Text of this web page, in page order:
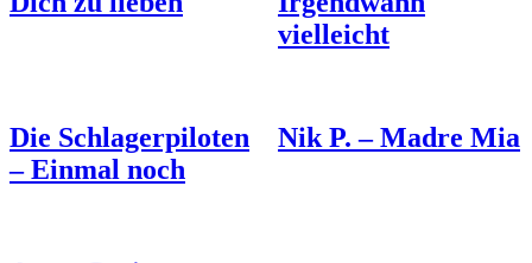
vielleicht
Die Schlagerpiloten
– Einmal noch
Nik P. – Madre Mia